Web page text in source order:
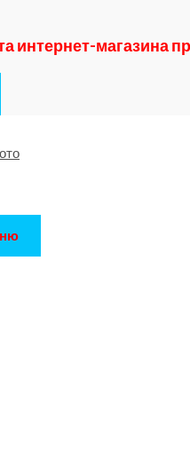
интернет-магазина